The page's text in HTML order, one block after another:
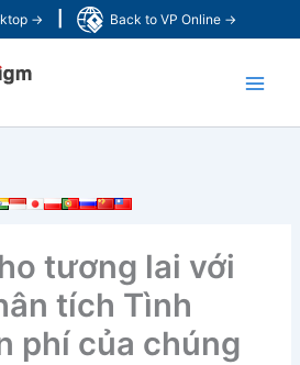
→ Back to VP Online →
tương lai với
tích Tình
phí của chúng